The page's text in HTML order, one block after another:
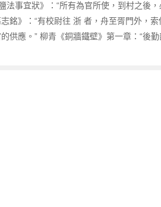
事宜狀》：“所有為官所使，到村之後
銘》：“有校尉往 浙 者，舟至胥門外，
應。” 柳青《銅牆鐵壁》第一章：“後